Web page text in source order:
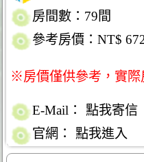
房間數：79間
參考房價：NT$
※房價僅供參考，實
E-Mail：
點我寄信
官網：
點我進入